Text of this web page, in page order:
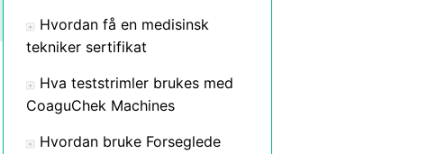
Hvordan få en medisinsk
tekniker sertifikat
Hva teststrimler brukes med
CoaguChek Machines
Hvordan bruke Forseglede